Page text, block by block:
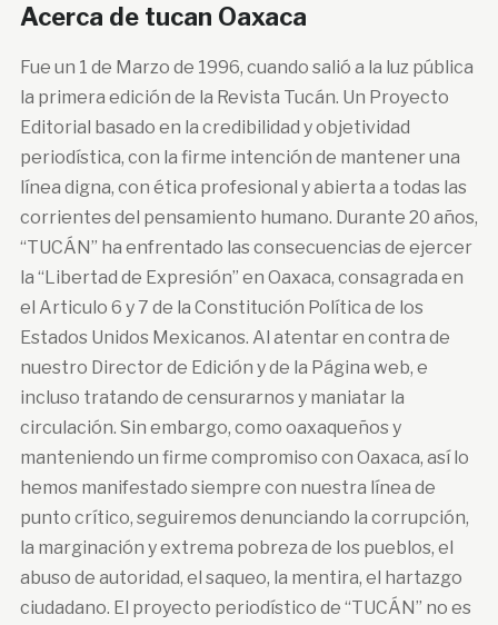
Acerca de tucan Oaxaca
Fue un 1 de Marzo de 1996, cuando salió a la luz pública
la primera edición de la Revista Tucán. Un Proyecto
Editorial basado en la credibilidad y objetividad
periodística, con la firme intención de mantener una
línea digna, con ética profesional y abierta a todas las
corrientes del pensamiento humano. Durante 20 años,
“TUCÁN” ha enfrentado las consecuencias de ejercer
la “Libertad de Expresión” en Oaxaca, consagrada en
el Articulo 6 y 7 de la Constitución Política de los
Estados Unidos Mexicanos. Al atentar en contra de
nuestro Director de Edición y de la Página web, e
incluso tratando de censurarnos y maniatar la
circulación. Sin embargo, como oaxaqueños y
manteniendo un firme compromiso con Oaxaca, así lo
hemos manifestado siempre con nuestra línea de
punto crítico, seguiremos denunciando la corrupción,
la marginación y extrema pobreza de los pueblos, el
abuso de autoridad, el saqueo, la mentira, el hartazgo
ciudadano. El proyecto periodístico de “TUCÁN” no es